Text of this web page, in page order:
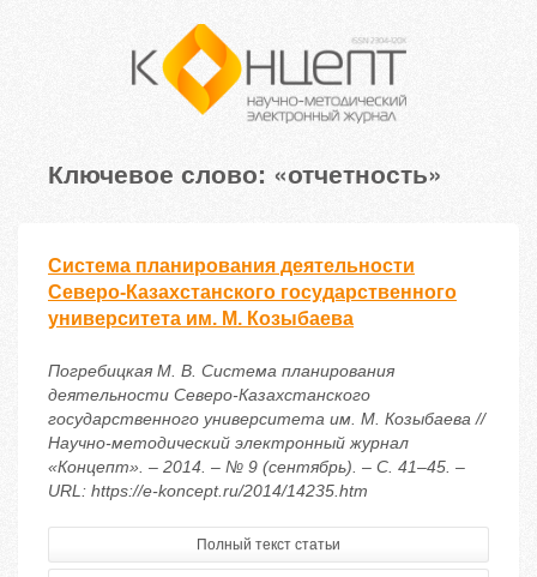
Ключевое слово: «отчетность»
Система планирования деятельности
Северо-Казахстанского государственного
университета им. М. Козыбаева
Погребицкая М. В. Система планирования
деятельности Северо-Казахстанского
государственного университета им. М. Козыбаева //
Научно-методический электронный журнал
«Концепт». – 2014. – № 9 (сентябрь). – С. 41–45. –
URL: https://e-koncept.ru/2014/14235.htm
Полный текст статьи